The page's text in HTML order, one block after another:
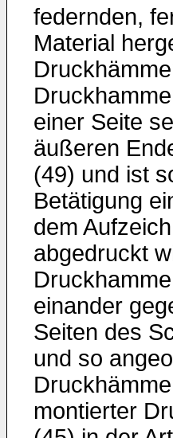
federnden,
Material
einer Seite
äußeren
(49) und ist
Betätigung
dem
abgedruckt
einander
Seiten des
und so
montierter